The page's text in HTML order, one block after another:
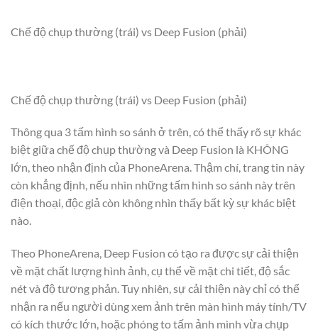
Chế độ chụp thường (trái) vs Deep Fusion (phải)
Chế độ chụp thường (trái) vs Deep Fusion (phải)
Thông qua 3 tấm hình so sánh ở trên, có thể thấy rõ sự khác
biệt giữa chế độ chụp thường và Deep Fusion là KHÔNG
lớn, theo nhận định của PhoneArena. Thậm chí, trang tin này
còn khẳng định, nếu nhìn những tấm hình so sánh này trên
điện thoại, độc giả còn không nhìn thấy bất kỳ sự khác biệt
nào.
Theo PhoneArena, Deep Fusion có tạo ra được sự cải thiện
về mặt chất lượng hình ảnh, cụ thể về mặt chi tiết, độ sắc
nét và độ tương phản. Tuy nhiên, sự cải thiện này chỉ có thể
nhận ra nếu người dùng xem ảnh trên màn hình máy tính/TV
có kích thước lớn, hoặc phóng to tấm ảnh mình vừa chụp